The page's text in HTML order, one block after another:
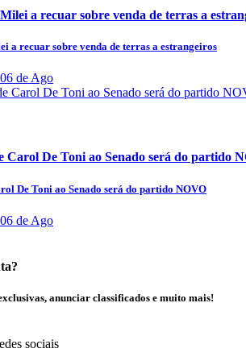
a recuar sobre venda de terras a
a recuar sobre venda de terras a estrangeiros
de Ago
Carol De Toni ao Senado será do partido
De Toni ao Senado será do partido NOVO
de Ago
anunciar classificados e muito mais!
sociais